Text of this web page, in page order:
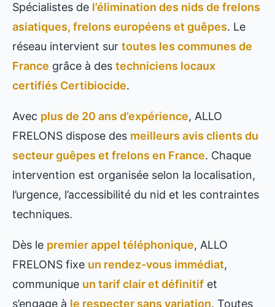
Spécialistes de l’élimination des nids de frelons
asiatiques, frelons européens et guêpes. Le
réseau intervient sur toutes les communes de
France grâce à des techniciens locaux
certifiés Certibiocide.
Avec plus de 20 ans d’expérience, ALLO
FRELONS dispose des meilleurs avis clients du
secteur guêpes et frelons en France. Chaque
intervention est organisée selon la localisation,
l’urgence, l’accessibilité du nid et les contraintes
techniques.
Dès le premier appel téléphonique, ALLO
FRELONS fixe un rendez-vous immédiat,
communique un tarif clair et définitif et
s’engage à le respecter sans variation. Toutes